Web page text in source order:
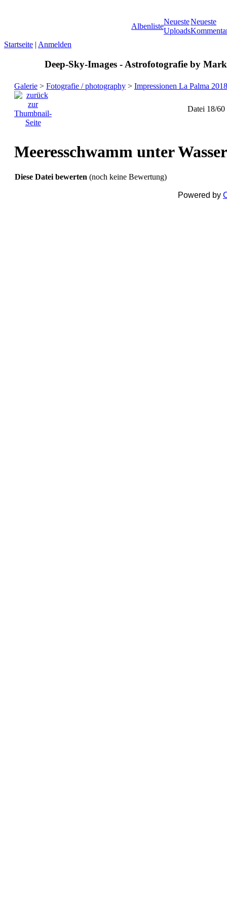
Albenliste
Neueste
Uploads
Neueste
Startseite | Anmelden
Deep-Sky-Images - Astrofotografie by
Galerie > Fotografie / photography > Impressionen La Palma 2018
Datei 18/60
Meeresschwamm unter Wasser
Diese Datei bewerten (noch keine Bewertung)
Powered by